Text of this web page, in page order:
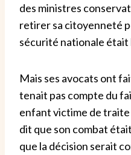
des ministres
retirer sa citoyenneté
sécurité nationale était
Mais ses avocats ont
tenait pas compte du
enfant victime de
dit que son combat
que la décision serait